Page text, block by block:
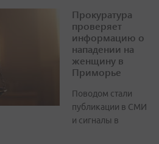
Прокуратура
проверяет
информацию о
нападении на
женщину в
Приморье
Поводом стали
публикации в СМИ
и сигналы в